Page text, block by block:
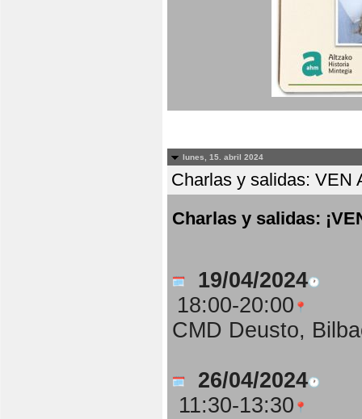
lunes, 15. abril 2024
Charlas y salidas: VEN
Charlas y salidas:
19/04/2024
18:00-20:00
CMD Deusto,
26/04/2024
11:30-13:30